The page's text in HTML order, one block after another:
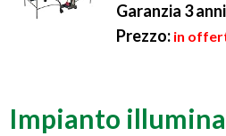
Garanzia 3 anni
Prezzo: in
Impianto